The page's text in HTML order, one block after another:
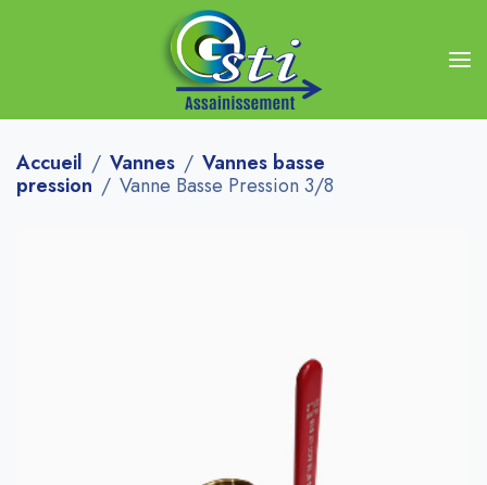
Accueil Vannes
Vannes basse
pression
Vanne Basse Pression 3/8